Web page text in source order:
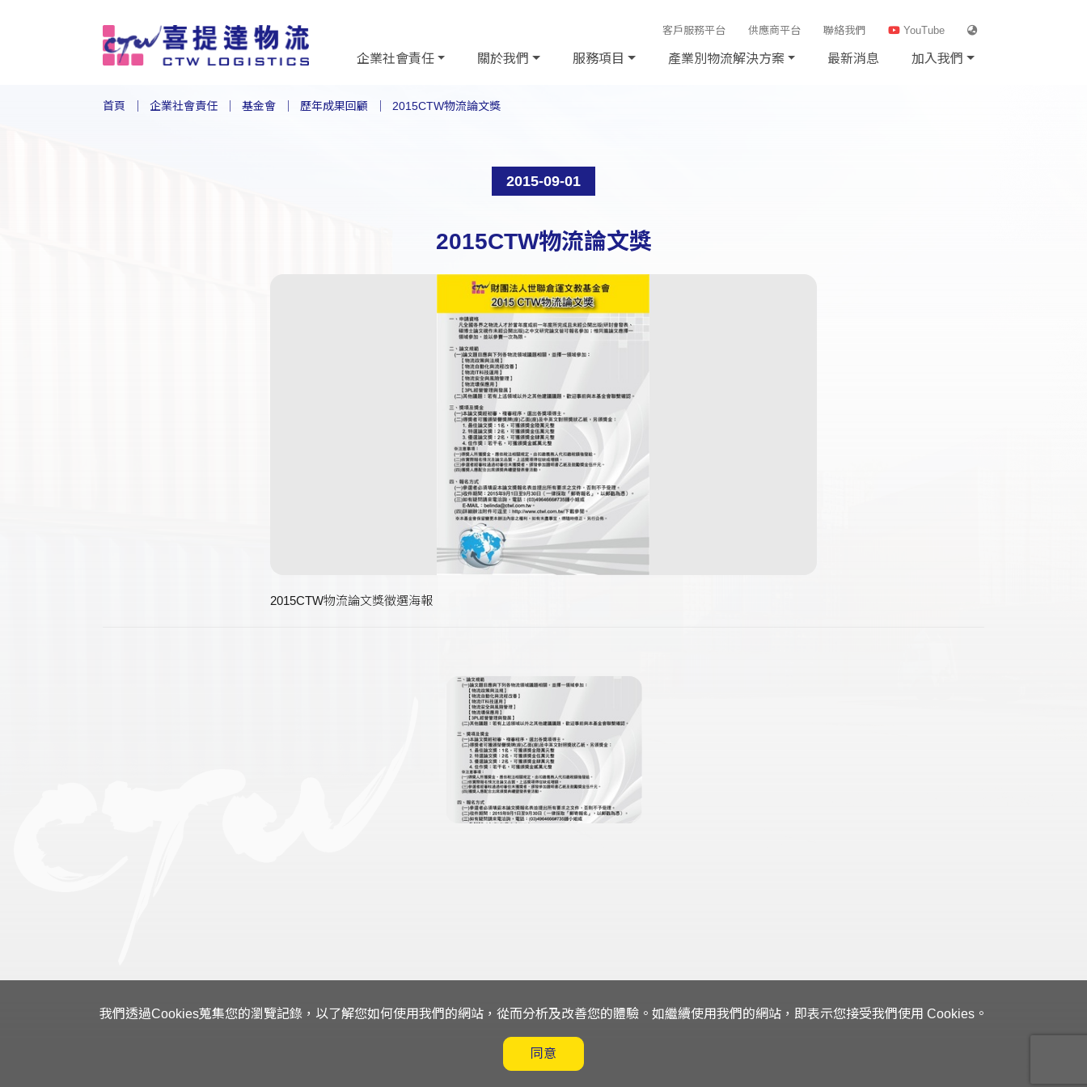
客戶服務平台 供應商平台 聯絡我們 YouTube
企業社會責任 關於我們 服務項目 產業別物流解決方案 最新消息 加入我們
首頁 企業社會責任 基金會 歷年成果回顧 2015CTW物流論文獎
2015-09-01
2015CTW物流論文獎
2015CTW物流論文獎徵選海報
我們透過Cookies蒐集您的瀏覽記錄，以了解您如何使用我們的網站，從而分析及改善您的體驗。如繼續使用我們的網站，即表示您接受我們使用 Cookies。
同意